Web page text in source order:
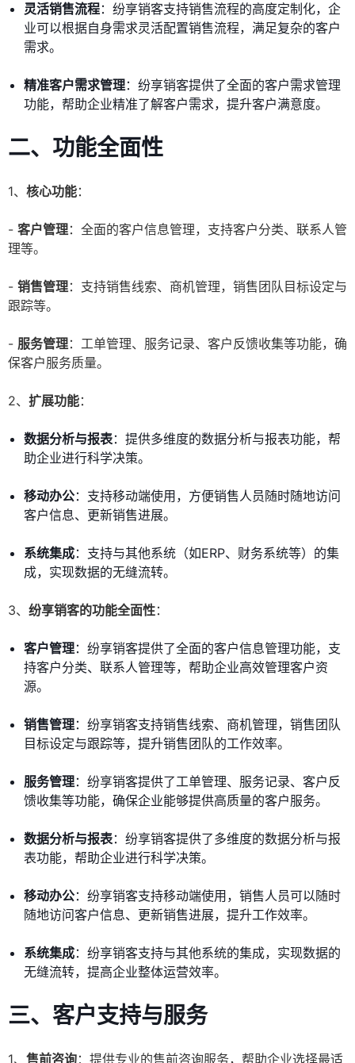
灵活销售流程：纷享销客支持销售流程的高度定制化，企
业可以根据自身需求灵活配置销售流程，满足复杂的客户
需求。
精准客户需求管理：纷享销客提供了全面的客户需求管理
功能，帮助企业精准了解客户需求，提升客户满意度。
二、功能全面性
1、 核心功能：
- 客户管理：全面的客户信息管理，支持客户分类、联系人管
理等。
- 销售管理：支持销售线索、商机管理，销售团队目标设定与
跟踪等。
- 服务管理：工单管理、服务记录、客户反馈收集等功能，确
保客户服务质量。
2、 扩展功能：
数据分析与报表：提供多维度的数据分析与报表功能，帮
助企业进行科学决策。
移动办公：支持移动端使用，方便销售人员随时随地访问
客户信息、更新销售进展。
系统集成：支持与其他系统（如ERP、财务系统等）的集
成，实现数据的无缝流转。
3、 纷享销客的功能全面性：
客户管理：纷享销客提供了全面的客户信息管理功能，支
持客户分类、联系人管理等，帮助企业高效管理客户资
源。
销售管理：纷享销客支持销售线索、商机管理，销售团队
目标设定与跟踪等，提升销售团队的工作效率。
服务管理：纷享销客提供了工单管理、服务记录、客户反
馈收集等功能，确保企业能够提供高质量的客户服务。
数据分析与报表：纷享销客提供了多维度的数据分析与报
表功能，帮助企业进行科学决策。
移动办公：纷享销客支持移动端使用，销售人员可以随时
随地访问客户信息、更新销售进展，提升工作效率。
系统集成：纷享销客支持与其他系统的集成，实现数据的
无缝流转，提高企业整体运营效率。
三、客户支持与服务
1、 售前咨询：提供专业的售前咨询服务，帮助企业选择最适